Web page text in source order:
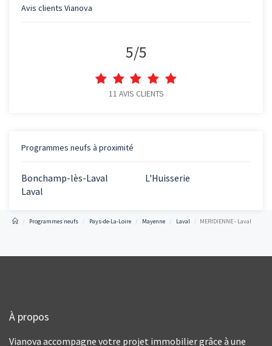
Avis clients Vianova
5/5
11 AVIS CLIENTS
Programmes neufs à proximité
Bonchamp-lès-Laval
L'Huisserie
Laval
Programmes neufs Pays-de-La-Loire Mayenne Laval MERIDIENNE - Laval
À propos
Vianova accompagne votre projet immobilier grâce à une